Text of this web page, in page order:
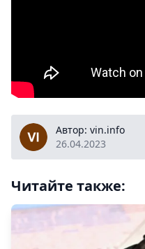
vin.infoАвтор: vin.info
26.04.2023
Читайте также: